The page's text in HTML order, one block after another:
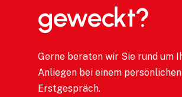
geweckt?
Gerne beraten wir Sie rund um
Anliegen bei einem persönlichen
Erstgespräch.